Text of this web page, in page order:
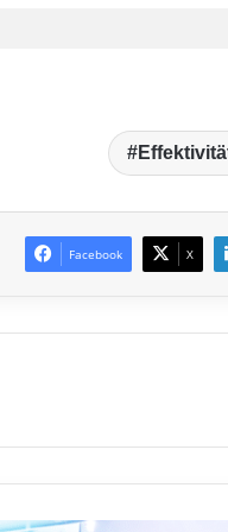
Facebook X